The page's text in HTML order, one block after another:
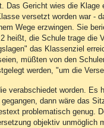
Gericht wies die Klage
versetzt worden war -
Wege erzwingen. Sie
heißt, die Schule trage die
das Klassenziel
müßten von den
werden, "um die
verabschiedet worden. Es
dann wäre das
problematisch genug.
objektiv unmöglich